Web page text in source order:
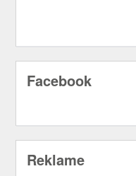
Facebook
Reklame